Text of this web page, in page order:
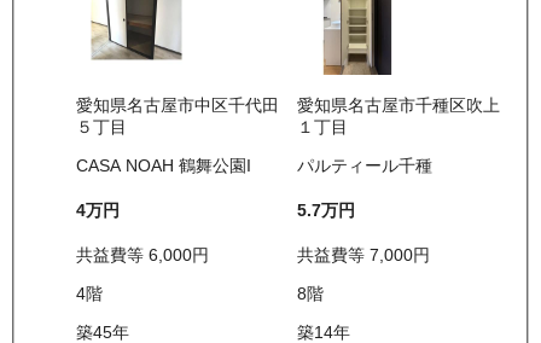
愛知県名古屋市中区千代田
５丁目
CASA NOAH 鶴舞公園I
4万円
共益費等 6,000円
4階
築45年
愛知県名古屋市千種区吹上
１丁目
パルティール千種
5.7万円
共益費等7,000円
8階
築14年